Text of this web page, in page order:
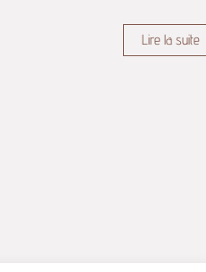
Lire la suite